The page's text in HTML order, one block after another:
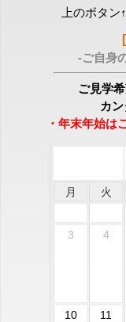
上のボタ
-ご自身
ご見学
カ
・年末年始は
月 火
3
4
10 11